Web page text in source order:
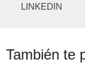
LINKEDIN
También te